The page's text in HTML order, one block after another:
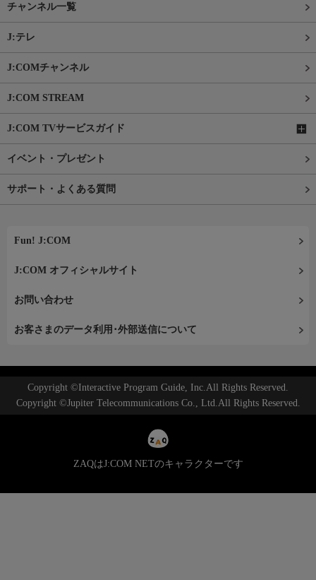
チャンネル一覧
J:テレ
J:COMチャンネル
J:COM STREAM
J:COM TVサービスガイド
イベント・プレゼント
サポート・よくある質問
Fun! J:COM
J:COM オフィシャルサイト
お問い合わせ
お客さまのデータ利用･外部送信について
Copyright ©Interactive Program Guide, Inc.All Rights Reserved.
Copyright ©Jupiter Telecommunications Co., Ltd.All Rights Reserved.
ZAQはJ:COM NETのキャラクターです